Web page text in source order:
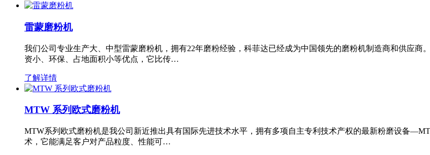
雷蒙磨粉机
我们公司专业生产大、中型雷蒙磨粉机，拥有22年磨粉经验，科菲达已经成为中国领先的磨粉机制造商和供应
资小、环保、占地面积小等优点，它比传…
了解详情
MTW 系列欧式磨粉机
MTW系列欧式磨粉机是我公司新近推出具有国际先进技术水平，拥有多项自主专利技术产权的最新粉磨设备
术，它能满足客户对产品粒度、性能可…